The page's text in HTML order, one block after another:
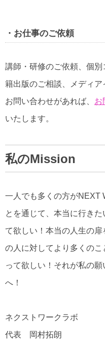
・お仕事のご依頼
講師・研修のご依頼、個
籍出版のご相談、メディ
お問い合わせがあれば、 お
いたします。
私のMission
一人でも多くの方がNEXT
とを通じて、本当に行き
て欲しい！本当の人生の扉
の人に対してより多くの
って欲しい！それが私の
へ！
ネクストワークラボ
代表 岡村拓朗